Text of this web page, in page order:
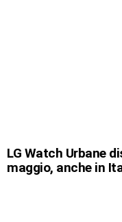
LG Watch Urbane
maggio, anche in